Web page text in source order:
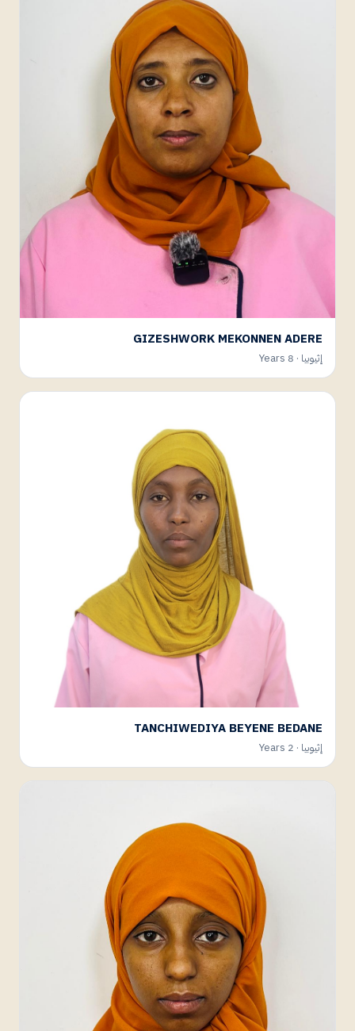
GIZESHWORK MEKONNEN ADERE
إثيوبيا · 8 Years
TANCHIWEDIYA BEYENE BEDANE
إثيوبيا · 2 Years